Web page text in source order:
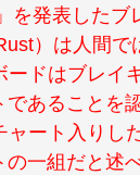
かー』 その３２
を発表したブ
）は人間で
ードはブレイ
あることを
ャート入りし
一組だと述